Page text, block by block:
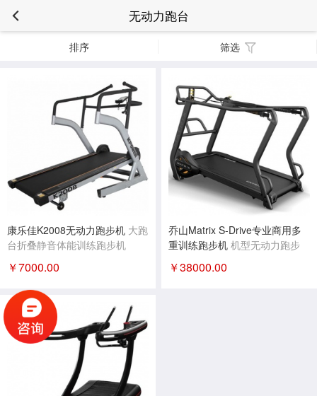
无动力跑台
排序 筛选
康乐佳K2008无动力跑步机 大跑
台折叠静音体能训练跑步机
￥7000.00
乔山Matrix S-Drive专业商用多
重训练跑步机机型无动力跑步
力、提升冲刺训练，荣获2016
￥38000.00